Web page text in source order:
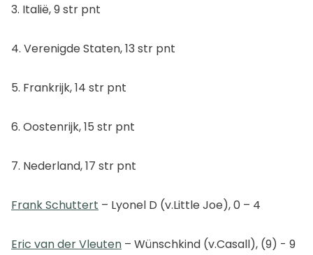
3. Italië, 9 str pnt
4. Verenigde Staten, 13 str pnt
5. Frankrijk, 14 str pnt
6. Oostenrijk, 15 str pnt
7. Nederland, 17 str pnt
Frank Schuttert – Lyonel D (v.Little Joe), 0 – 4
Eric van der Vleuten – Wünschkind (v.Casall), (9) - 9